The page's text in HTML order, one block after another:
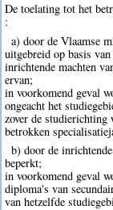
De toelating tot het
:
a) door de Vlaamse
uitgebreid op basis
inrichtende machten
ervan;
in voorkomend geval
ongeacht het
zover de
betrokken
b) door de
beperkt;
in voorkomend geval
diploma's van
van hetzelfde